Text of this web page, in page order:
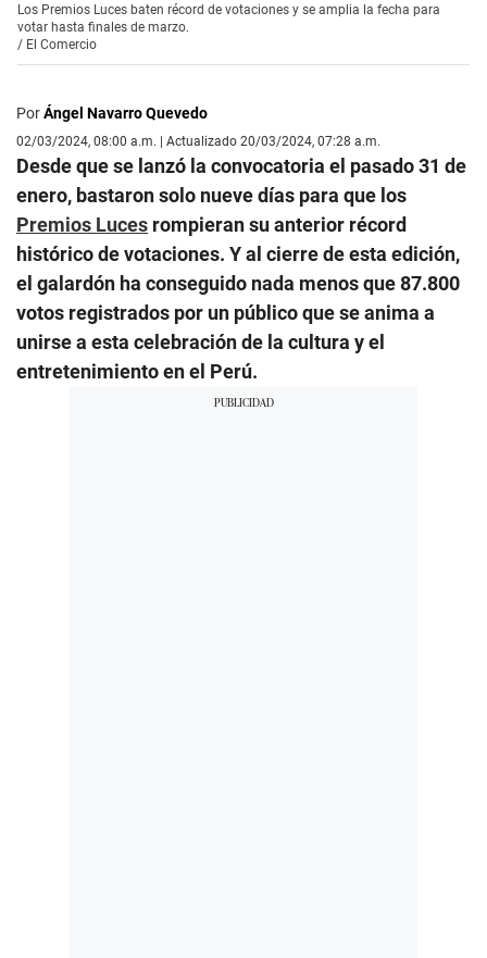
Los Premios Luces baten récord de votaciones y se amplia la fecha para
votar hasta finales de marzo.
/ El Comercio
PorÁngel Navarro Quevedo
02/03/2024, 08:00 a.m. | Actualizado 20/03/2024, 07:28 a.m.
Desde que se lanzó la convocatoria el pasado 31 de
enero, bastaron solo nueve días para que los
Premios Luces rompieran su anterior récord
histórico de votaciones. Y al cierre de esta edición,
el galardón ha conseguido nada menos que 87.800
votos registrados por un público que se anima a
unirse a esta celebración de la cultura y el
entretenimiento en el Perú.